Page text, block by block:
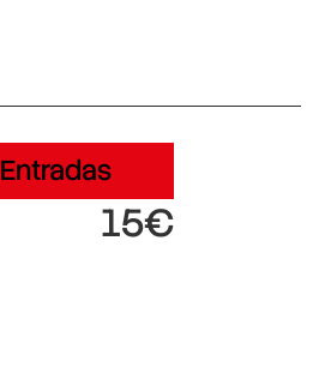
Entradas
15€